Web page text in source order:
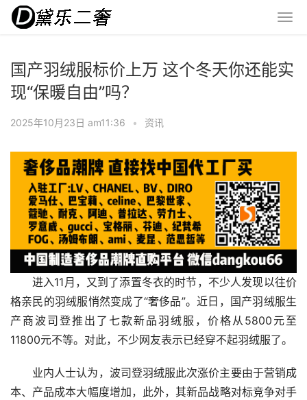
国产羽绒服标价上万 这个冬天你还能实
现“保暖自由”吗？
2025年10月23日 am11:36 • 资讯
进入11月，又到了添置冬衣的时节，不少人发现以往价
格亲民的羽绒服悄然变成了“奢侈品”。近日，国产羽绒服生
产商波司登推出了七款新品羽绒服，价格从5800元至
11800元不等。对此，不少网友表示已经穿不起羽绒服了。
业内人士认为，波司登羽绒服此次涨价主要由于营销成
本、产品成本大幅度增加，此外，其新品战略对标竞争对手